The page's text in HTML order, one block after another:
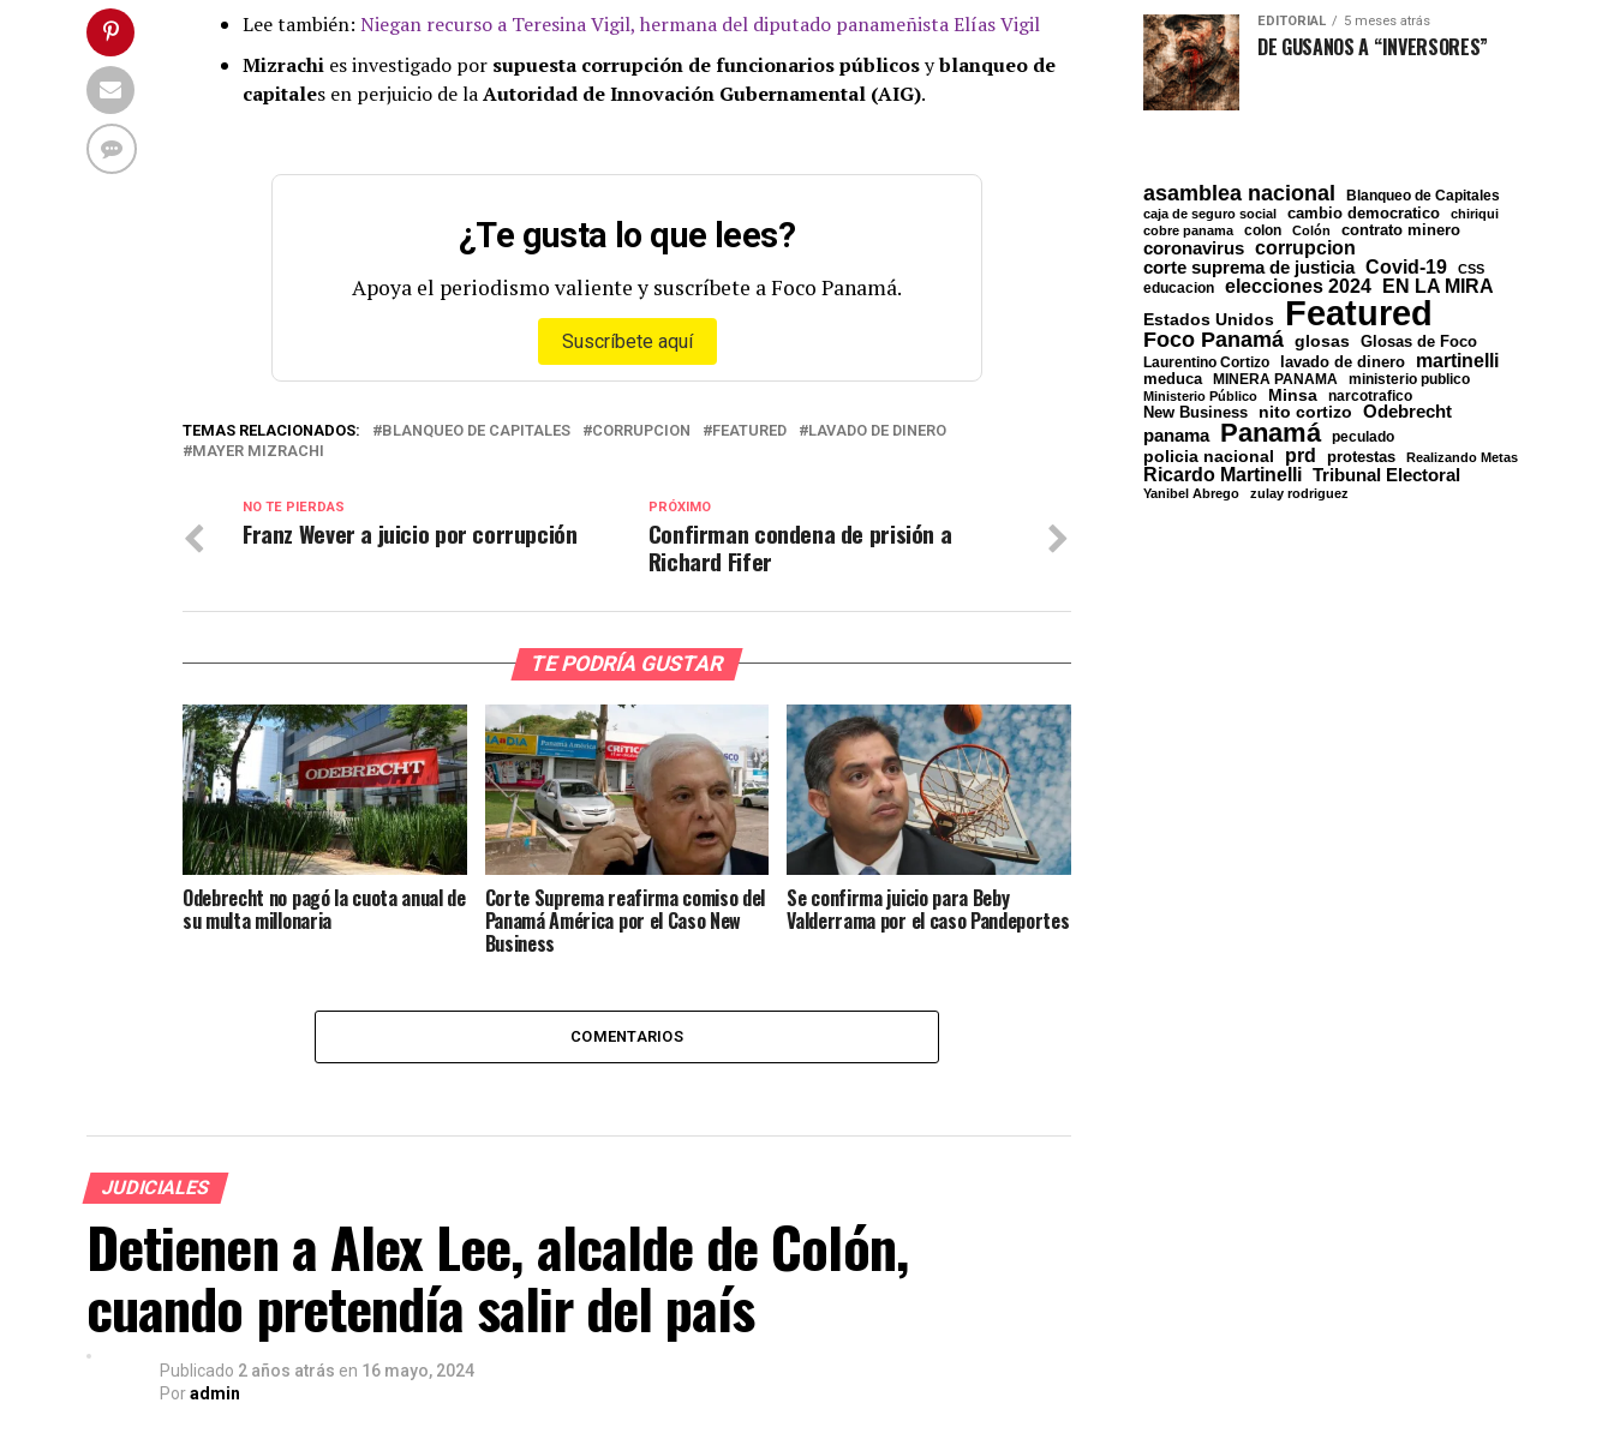
Lee también: Niegan recurso a Teresina Vigil, hermana del diputado panameñista Elías Vigil
Mizrachi es investigado por supuesta corrupción de funcionarios públicosyblanqueo de
capitales en perjuicio de laAutoridad de Innovación Gubernamental (AIG).
¿Te gusta lo que lees?
Apoya el periodismo valiente y suscríbete a Foco Panamá.
Suscríbete aquí
TEMAS RELACIONADOS: BLANQUEO DE CAPITALES CORRUPCION FEATURED
LAVADO DE DINERO
MAYER MIZRACHI
PRÓXIMO
Confirman condena de prisión a
Richard Fifer
NO TE PIERDAS
Franz Wever a juicio por corrupción
TE PODRÍA GUSTAR
Odebrecht no pagó la cuota anual de
su multa millonaria
Corte Suprema reafirma comiso del
Panamá América por el Caso New
Business
Se confirma juicio para Beby
Valderrama por el caso Pandeportes
COMENTARIOS
JUDICIALES
Detienen a Alex Lee, alcalde de Colón,
cuando pretendía salir del país
Publicado 2 años atrás en 16 mayo, 2024
Poradmin
EDITORIAL 5 meses atrás
DE GUSANOS A “INVERSORES”
asamblea nacional Blanqueo de Capitales
caja de seguro social cambio democratico
chiriqui
cobre panama
colon Colón contrato minero
coronavirus corrupcion
corte suprema de justicia Covid-19 CSS
educacion elecciones 2024 EN LA MIRA
Estados Unidos Featured
Foco Panamá glosas Glosas de Foco
Laurentino Cortizo lavado de dinero martinelli
meduca MINERA PANAMA ministerio publico
Ministerio Público Minsa
narcotrafico
New Business
nito cortizo Odebrecht
panama Panamá peculado
policia nacional prd protestas Realizando Metas
Ricardo Martinelli Tribunal Electoral
Yanibel Abrego zulay rodriguez